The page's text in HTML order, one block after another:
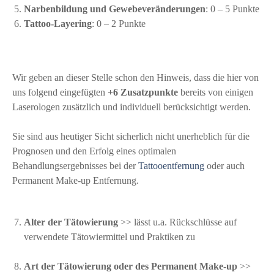
Narbenbildung und Gewebeveränderungen: 0 – 5 Punkte
Tattoo-Layering: 0 – 2 Punkte
Wir geben an dieser Stelle schon den Hinweis, dass die hier von
uns folgend eingefügten +6 Zusatzpunkte bereits von einigen
Laserologen zusätzlich und individuell berücksichtigt werden.
Sie sind aus heutiger Sicht sicherlich nicht unerheblich für die
Prognosen und den Erfolg eines optimalen
Behandlungsergebnisses bei derTattooentfernung oder auch
Permanent Make-up Entfernung.
Alter der Tätowierung >> lässt u.a. Rückschlüsse auf
verwendete Tätowiermittel und Praktiken zu
Art der Tätowierung oder des Permanent Make-up >>